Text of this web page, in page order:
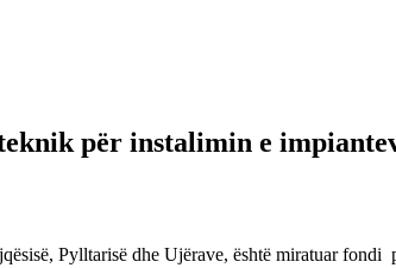
për instalimin e
Pylltarisë dhe Ujërave, është miratuar